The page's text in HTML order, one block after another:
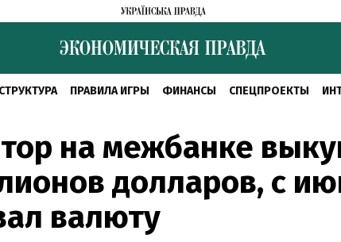
ПРАВИЛА ИГРЫ ФИНАНСЫ СПЕЦПРОЕКТЫ
на межбанке
долларов, с
валюту